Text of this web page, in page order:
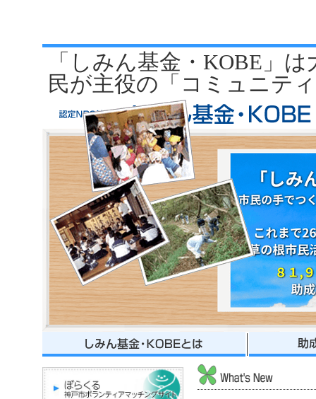
「しみん基金・KOBE」
民が主役の「コミュニテ